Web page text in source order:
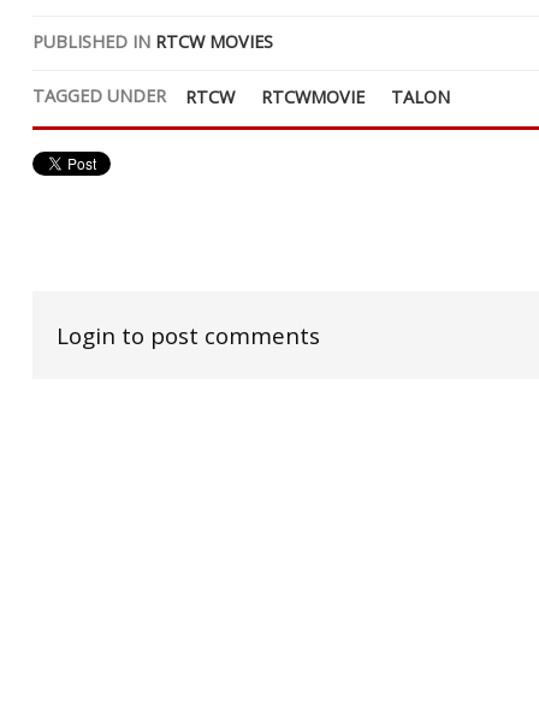
PUBLISHED IN RTCW MOVIES
TAGGED UNDER RTCW RTCWMOVIE TALON
Login to post comments